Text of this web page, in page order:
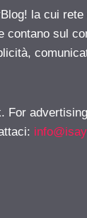
la cui
contano sul
For
: